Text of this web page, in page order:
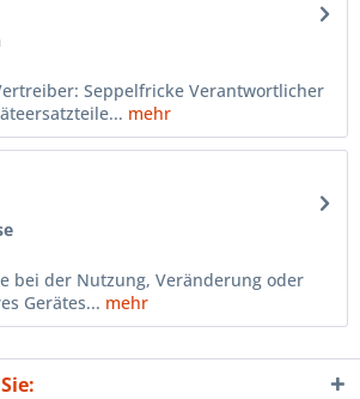
Seppelfricke Verantwortlicher
mehr
bei der Nutzung, Veränderung oder
Gerätes... mehr